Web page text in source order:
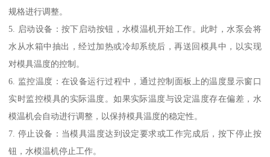
规格进行调整。
5. 启动设备：按下启动按钮，水模温机开始工作。此时，水泵会将
水从水箱中抽出，经过加热或冷却系统后，再送回模具中，以实现
对模具温度的控制。
6. 监控温度：在设备运行过程中，通过控制面板上的温度显示窗口
实时监控模具的实际温度。如果实际温度与设定温度存在偏差，水
模温机会自动进行调整，以保持模具温度的稳定性。
7. 停止设备：当模具温度达到设定要求或工作完成后，按下停止按
钮，水模温机停止工作。